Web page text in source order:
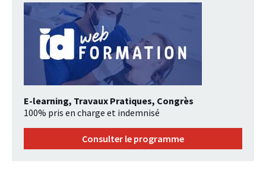
E-learning, Travaux Pratiques, Congrès
100% pris en charge et indemnisé
Consulter le programme